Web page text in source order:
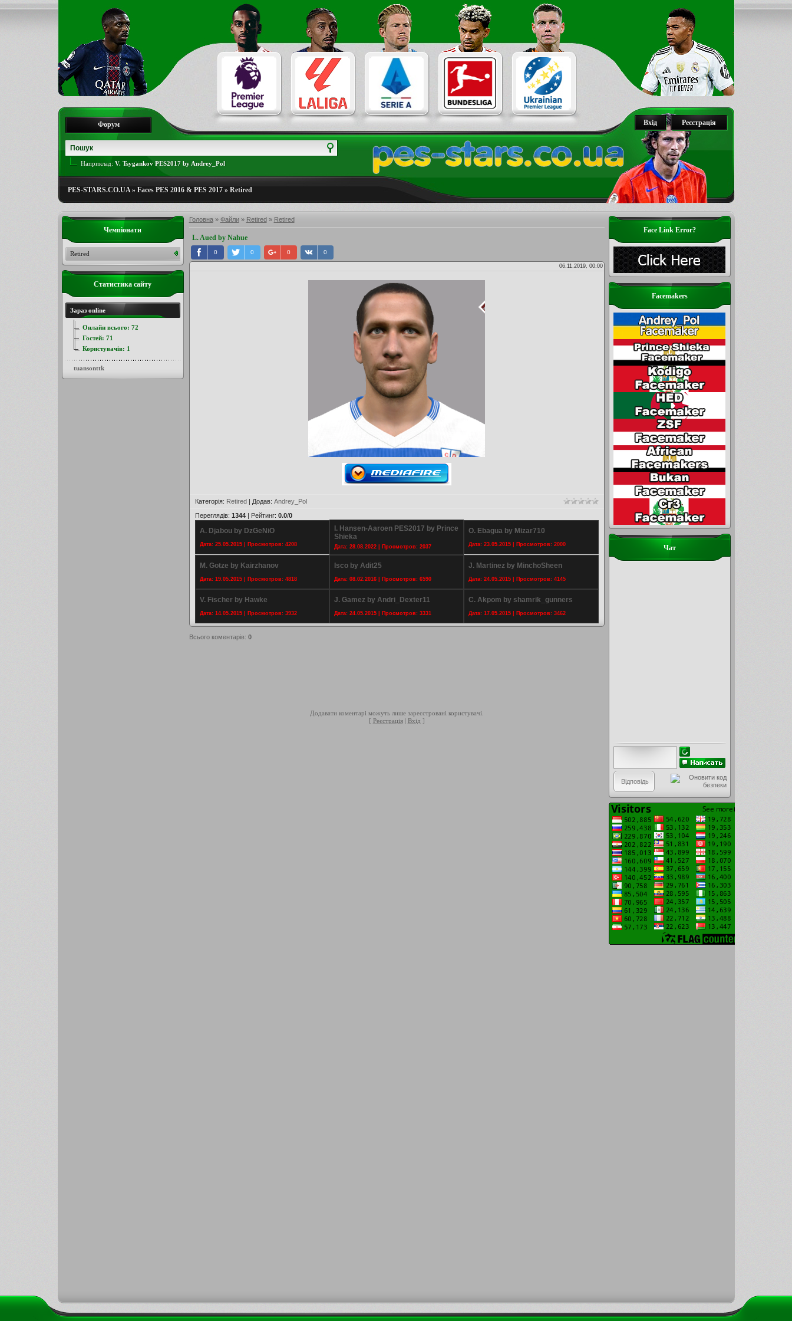
Реєстрація
Вхід
Форум
Наприклад: V. Tsygankov PES2017 by Andrey_Pol
PES-STARS.CO.UA» Faces PES 2016 & PES 2017» Retired
Головна» Файли» Retired» Retired
L. Aued by Nahue
0 0 0 0
06.11.2019, 00:00
Категорія: Retired| Додав: Andrey_Pol
Переглядів: 1344| Рейтинг: 0.0/0
A. Djabou by DzGeNiO
Дата: 25.05.2015 | Просмотров: 4208
I. Hansen-Aaroen PES2017 by Prince
Shieka
Дата: 28.08.2022 | Просмотров: 2037
O. Ebagua by Mizar710
Дата: 23.05.2015 | Просмотров: 2000
M. Gotze by Kairzhanov
Дата: 19.05.2015 | Просмотров: 4818
Isco by Adit25
Дата: 08.02.2016 | Просмотров: 6590
J. Martinez by MinchoSheen
Дата: 24.05.2015 | Просмотров: 4145
V. Fischer by Hawke
Дата: 14.05.2015 | Просмотров: 3932
J. Gamez by Andri_Dexter11
Дата: 24.05.2015 | Просмотров: 3331
C. Akpom by shamrik_gunners
Дата: 17.05.2015 | Просмотров: 3462
Всього коментарів: 0
Додавати коментарі можуть лише зареєстровані користувачі.
[ Реєстрація| Вхід ]
Face Link Error?
Facemakers
Чат
Чемпіонати
Retired
Статистика сайту
Зараз online
Онлайн всього: 72
Гостей: 71
Користувачів: 1
tuansonttk